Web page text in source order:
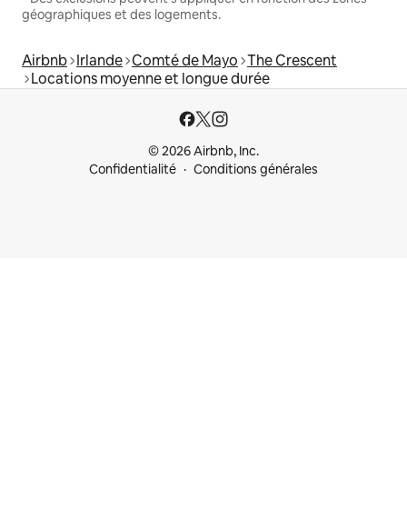
géographiques et des logements.
Airbnb Irlande Comté de Mayo The Crescent
Locations moyenne et longue durée
© 2026 Airbnb, Inc.
Confidentialité
Conditions générales